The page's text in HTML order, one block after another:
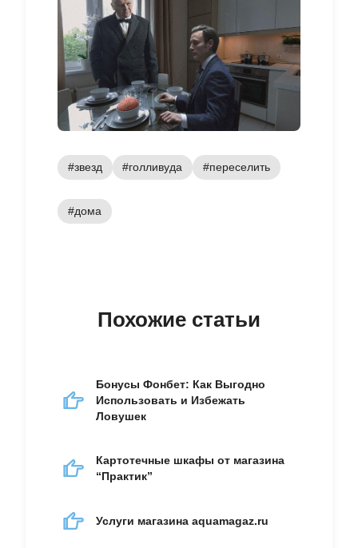
#звезд #голливуда #переселить
#дома
Похожие статьи
Бонусы Фонбет: Как Выгодно
Использовать и Избежать
Ловушек
Картотечные шкафы от магазина
“Практик”
Услуги магазина aquamagaz.ru